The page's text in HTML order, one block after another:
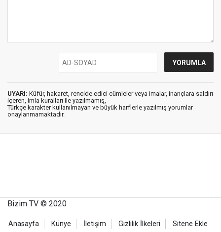
UYARI: Küfür, hakaret, rencide edici cümleler veya imalar, inançlara saldırı
içeren, imla kuralları ile yazılmamış,
Türkçe karakter kullanılmayan ve büyük harflerle yazılmış yorumlar
onaylanmamaktadır.
Bizim TV © 2020
Anasayfa Künye İletişim Gizlilik İlkeleri Sitene Ekle